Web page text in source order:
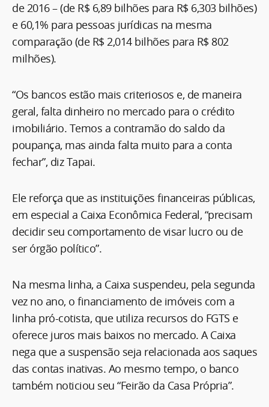
de 2016 – (de R$ 6,89 bilhões para R$ 6,303 bilhões)
e 60,1% para pessoas jurídicas na mesma
comparação (de R$ 2,014 bilhões para R$ 802
milhões).
“Os bancos estão mais criteriosos e, de maneira
geral, falta dinheiro no mercado para o crédito
imobiliário. Temos a contramão do saldo da
poupança, mas ainda falta muito para a conta
fechar”, diz Tapai.
Ele reforça que as instituições financeiras públicas,
em especial a Caixa Econômica Federal, “precisam
decidir seu comportamento de visar lucro ou de
ser órgão político”.
Na mesma linha, a Caixa suspendeu, pela segunda
vez no ano, o financiamento de imóveis com a
linha pró-cotista, que utiliza recursos do FGTS e
oferece juros mais baixos no mercado. A Caixa
nega que a suspensão seja relacionada aos saques
das contas inativas. Ao mesmo tempo, o banco
também noticiou seu “Feirão da Casa Própria”.